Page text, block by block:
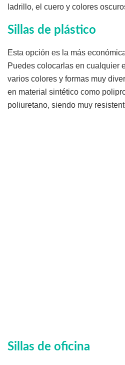
ladrillo, el cuero y colores
Sillas de plástico
Esta opción es la más
Puedes colocarlas en cualquier
varios colores y formas muy
en material sintético como
poliuretano, siendo muy
Sillas de oficina